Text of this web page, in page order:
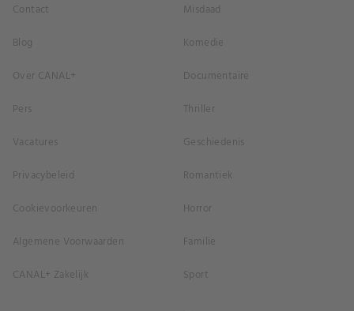
Contact
Blog
Over CANAL+
Pers
Vacatures
Privacybeleid
Cookievoorkeuren
Algemene Voorwaarden
CANAL+ Zakelijk
Misdaad
Komedie
Documentaire
Thriller
Geschiedenis
Romantiek
Horror
Familie
Sport